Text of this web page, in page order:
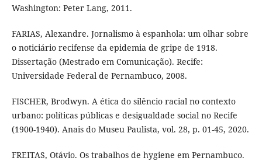
Washington: Peter Lang, 2011.
FARIAS, Alexandre. Jornalismo à espanhola: um olhar sobre
o noticiário recifense da epidemia de gripe de 1918.
Dissertação (Mestrado em Comunicação). Recife:
Universidade Federal de Pernambuco, 2008.
FISCHER, Brodwyn. A ética do silêncio racial no contexto
urbano: políticas públicas e desigualdade social no Recife
(1900-1940). Anais do Museu Paulista, vol. 28, p. 01-45, 2020.
FREITAS, Otávio. Os trabalhos de hygiene em Pernambuco.